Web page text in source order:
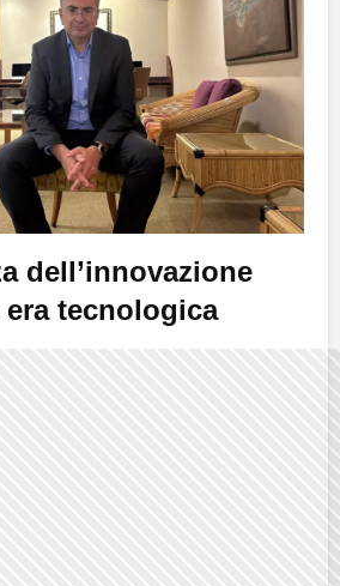
dell’innovazione
tecnologica